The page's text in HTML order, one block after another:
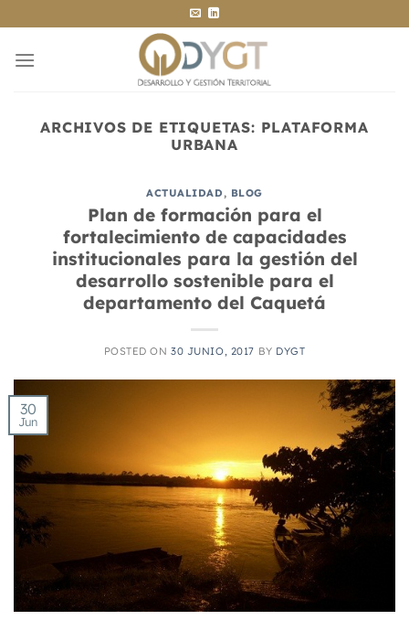
al
contenido
ARCHIVOS DE ETIQUETAS: PLATAFORMA
URBANA
ACTUALIDAD, BLOG
Plan de formación para el
fortalecimiento de capacidades
institucionales para la gestión del
desarrollo sostenible para el
departamento del Caquetá
POSTED ON30 JUNIO, 2017 BY DYGT
30
Jun